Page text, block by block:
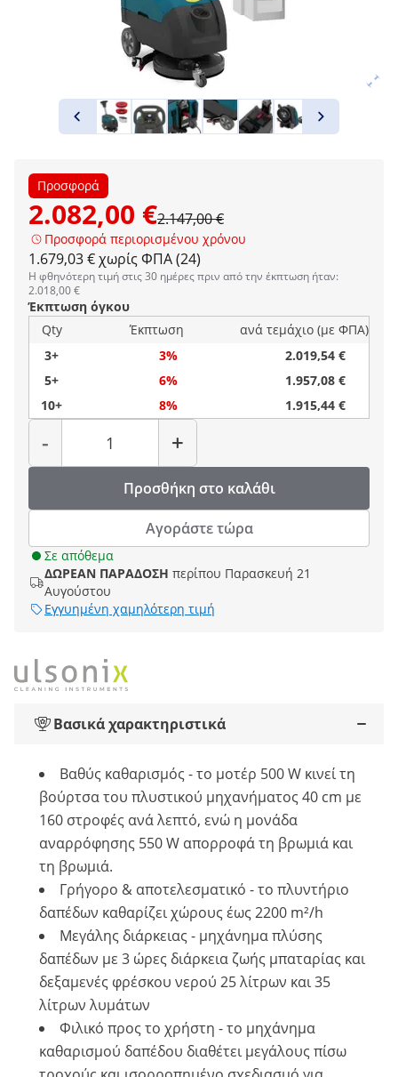
Προσφορά
2.082,00 €2.147,00 €
Προσφορά περιορισμένου χρόνου
1.679,03 € χωρίς ΦΠΑ (24)
Η φθηνότερη τιμή στις 30 ημέρες πριν από την έκπτωση ήταν:
2.018,00 €
Έκπτωση όγκου
Qty
Έκπτωση
ανά τεμάχιο (με ΦΠΑ)
3+
3%
2.019,54 €
5+
6%
1.957,08 €
10+
8% 1.915,44 €
-
Ποσότητα
+
Προσθήκη στο καλάθι
Αγοράστε τώρα
Σε απόθεμα
ΔΩΡΕΑΝ ΠΑΡΑΔΟΣΗ περίπου Παρασκευή 21
Αυγούστου
Εγγυημένη χαμηλότερη τιμή
Βασικά χαρακτηριστικά
Βαθύς καθαρισμός - το μοτέρ 500 W κινεί τη
βούρτσα του πλυστικού μηχανήματος 40 cm με
160 στροφές ανά λεπτό, ενώ η μονάδα
αναρρόφησης 550 W απορροφά τη βρωμιά και
τη βρωμιά.
Γρήγορο & αποτελεσματικό - το πλυντήριο
δαπέδων καθαρίζει χώρους έως 2200 m²/h
Μεγάλης διάρκειας - μηχάνημα πλύσης
δαπέδων με 3 ώρες διάρκεια ζωής μπαταρίας και
δεξαμενές φρέσκου νερού 25 λίτρων και 35
λίτρων λυμάτων
Φιλικό προς το χρήστη - το μηχάνημα
καθαρισμού δαπέδου διαθέτει μεγάλους πίσω